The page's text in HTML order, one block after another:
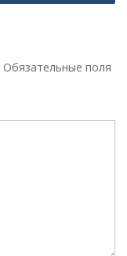
Обязательные поля